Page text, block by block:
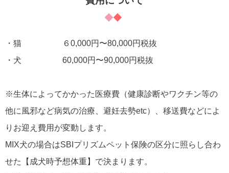
・猫 ６0,000円〜80,000円税抜
・犬 60,000円〜90,000円税抜
※生体によってかかった医療費（健康診断やワクチン等の
他に風邪など病気の治療、避妊去勢etc）、移送費などによ
りお迎え費用が変動します。
MIX犬の場合はSBIプリズムペット保険の区分に照らし合わ
せた【成犬時予想体重】で決まります。